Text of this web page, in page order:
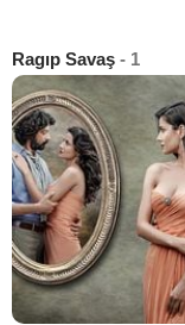
Ragıp Savaş - 1